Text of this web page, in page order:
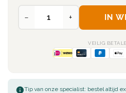
− + IN
VEILIG
Tip van onze specialist: bestel altijd